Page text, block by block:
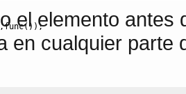
,func( ) );
el elemento antes
en cualquier parte